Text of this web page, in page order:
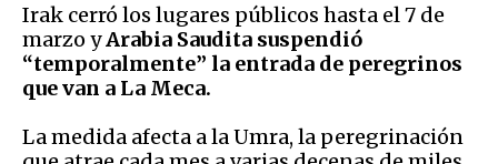
Irak cerró los lugares públicos hasta el 7 de
marzo yArabia Saudita suspendió
“temporalmente” la entrada de peregrinos
que van a La Meca.
La medida afecta a la Umra, la peregrinación